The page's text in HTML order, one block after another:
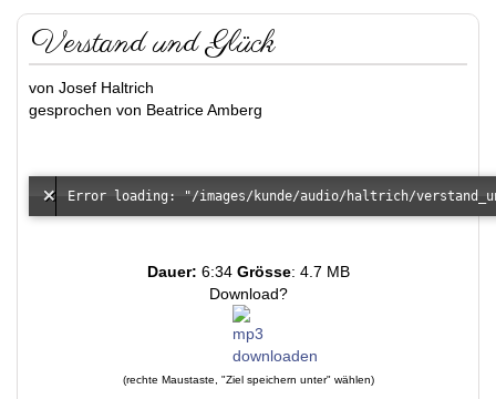
Verstand und Glück
von Josef Haltrich
gesprochen von Beatrice Amberg
Dauer: 6:34 Grösse: 4.7 MB
Download?
(rechte Maustaste, "Ziel speichern unter" wählen)